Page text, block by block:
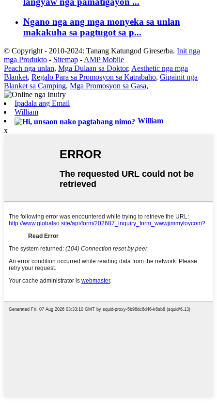
Ngano nga ang mga monyeka sa unlan
makakuha sa pagtugot sa p...
© Copyright - 2010-2024: Tanang Katungod Gireserba. Init nga
mga Produkto - Sitemap -AMP Mobile
Peach nga unlan, Mga Dulaan sa Doktor, Aesthetic nga mga
Blanket, Regalo Para sa Promosyon sa Katrabaho, Gipainit nga
Blanket sa Camping, Mga Promosyon sa Gasa,
Ipadala ang Email
William
William
x